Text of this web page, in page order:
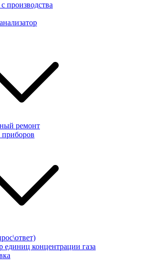
производства
ремонт
единиц концентрации газа